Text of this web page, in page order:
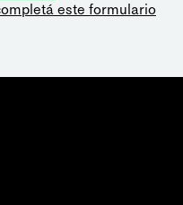
este formulario